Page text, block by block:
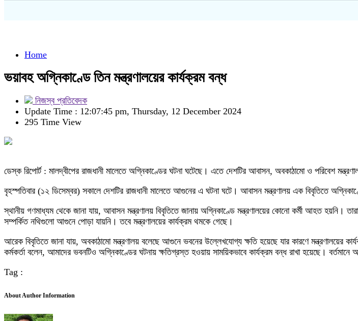
Home
ভয়াবহ অগ্নিকাণ্ডে তিন মন্ত্রণালয়ের কার্যক্রম বন্ধ
নিজস্ব প্রতিবেদক
Update Time : 12:07:45 pm, Thursday, 12 December 2024
295 Time View
ডেস্ক রিপোর্ট : মালদ্বীপের রাজধানী মালেতে অগ্নিকাণ্ডের ঘটনা ঘটেছে। এতে দেশটির আবাসন, অবকাঠামো ও পরিবেশ
বৃহস্পতিবার (১২ ডিসেম্বর) সকালে দেশটির রাজধানী মালেতে আগুনের এ ঘটনা ঘটে। আবাসন মন্ত্রণালয় এক বিবৃতিতে
স্থানীয় গণমাধ্যম থেকে জানা যায়, আবাসন মন্ত্রণালয় বিবৃতিতে জানায় অগ্নিকাণ্ডে মন্ত্রণালয়ের কোনো কর্মী আহত হয়নি।
সম্পর্কিত নথিগুলো আগুনে পোড়া যায়নি। তবে মন্ত্রণালয়ের কার্যক্রম থমকে গেছে।
আরেক বিবৃতিতে জানা যায়, অবকাঠামো মন্ত্রণালয় বলেছে আগুনে ভবনের উল্লেখযোগ্য ক্ষতি হয়েছে যার কারণে মন্ত্রণালয়ের
কর্মকর্তা বলেন, আমাদের ভবনটিও অগ্নিকাণ্ডের ঘটনায় ক্ষতিগ্রস্ত হওয়ায় সাময়িকভাবে কার্যক্রম বন্ধ রাখা হয়েছে।
Tag :
About Author Information